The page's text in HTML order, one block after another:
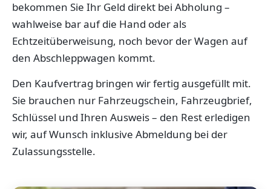
bekommen Sie Ihr Geld direkt bei Abholung –
wahlweise bar auf die Hand oder als
Echtzeitüberweisung, noch bevor der Wagen auf
den Abschleppwagen kommt.
Den Kaufvertrag bringen wir fertig ausgefüllt mit.
Sie brauchen nur Fahrzeugschein, Fahrzeugbrief,
Schlüssel und Ihren Ausweis – den Rest erledigen
wir, auf Wunsch inklusive Abmeldung bei der
Zulassungsstelle.